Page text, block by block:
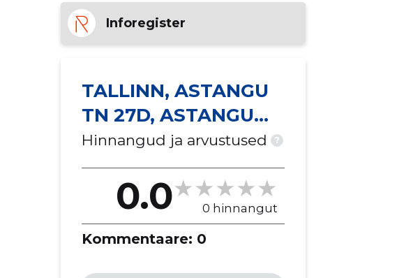
Inforegister
TALLINN, ASTANGU
TN 27D, ASTANGU
TN 29, ASTANGU TN
29C, ...
Hinnangud ja arvustused ?
0.0 0 hinnangut
Kommentaare: 0